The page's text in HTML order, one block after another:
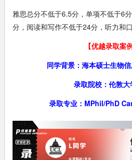
雅思总分不低于6.5分，单项不低于6
分，阅读和写作不低于24分，听力和
【优越录取案
同学背景：海本硕士生物
录取院校：伦敦
录取专业：MPhil/PhD